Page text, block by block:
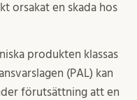
orsakat en skada hos
produkten klassas
(PAL) kan
förutsättning att en